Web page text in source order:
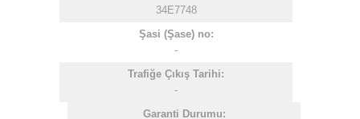
34E7748
Şasi (Şase) no:
-
Trafiğe Çıkış Tarihi:
-
Garanti Durumu: